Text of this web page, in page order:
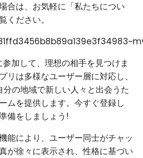
合は、お気軽に「私たちについ
ください。
加して、理想の相手を見つけま
リは多様なユーザー層に対応し、
分の地域で新しい人々と出会うた
ムを提供します。今すぐ登録し
備をしましょう!
能により、ユーザー同士がチャッ
が徐々に表示され、性格に基づい